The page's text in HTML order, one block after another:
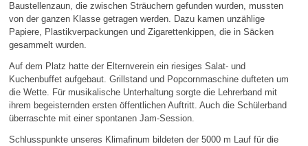
Baustellenzaun, die zwischen Sträuchern gefunden wurden, mussten
von der ganzen Klasse getragen werden. Dazu kamen unzählige
Papiere, Plastikverpackungen und Zigarettenkippen, die in Säcken
gesammelt wurden.
Auf dem Platz hatte der Elternverein ein riesiges Salat- und
Kuchenbuffet aufgebaut. Grillstand und Popcornmaschine dufteten um
die Wette. Für musikalische Unterhaltung sorgte die Lehrerband mit
ihrem begeisternden ersten öffentlichen Auftritt. Auch die Schülerband
überraschte mit einer spontanen Jam-Session.
Schlusspunkte unseres Klimafinum bildeten der 5000 m Lauf für die